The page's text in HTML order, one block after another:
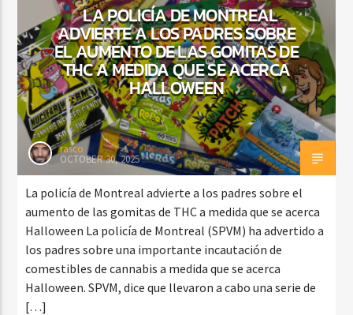
LA POLICÍA DE MONTREAL
ADVIERTE A LOS PADRES SOBRE
EL AUMENTO DE LAS GOMITAS DE
THC A MEDIDA QUE SE ACERCA
HALLOWEEN
rasco
OCTOBER 30, 2025
La policía de Montreal advierte a los padres sobre el
aumento de las gomitas de THC a medida que se acerca
Halloween La policía de Montreal (SPVM) ha advertido a
los padres sobre una importante incautación de
comestibles de cannabis a medida que se acerca
Halloween. SPVM, dice que llevaron a cabo una serie de
[…]